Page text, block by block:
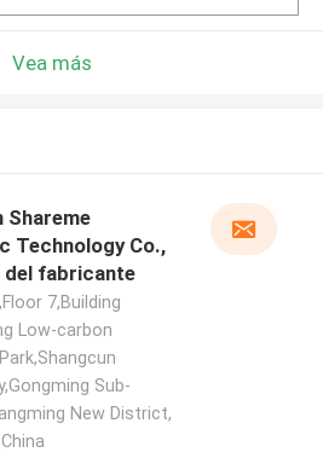
Vea más
Shareme
Technology Co.,
fabricante
7,Building
Low-carbon
Sub-
New District,